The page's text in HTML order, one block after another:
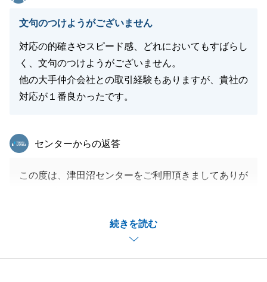
文句のつけようがございません
対応の的確さやスピード感、どれにおいてもすばらし
く、文句のつけようがございません。
他の大手仲介会社との取引経験もありますが、貴社の
対応が１番良かったです。
続きを読む
東急リバブル
センターからの返答
この度は、津田沼センターをご利用頂きましてありが
T様には、お仕事が忙しい中、管理会社との折衝をこ
なして頂き、大変助かりました。